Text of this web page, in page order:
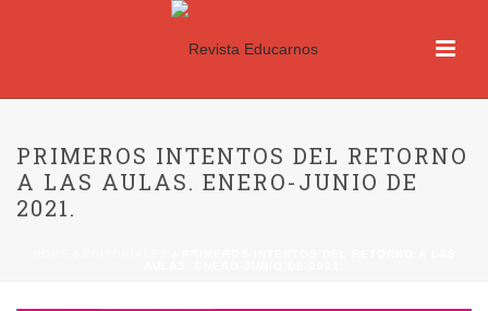
PRIMEROS INTENTOS DEL RETORNO
A LAS AULAS. ENERO-JUNIO DE
2021.